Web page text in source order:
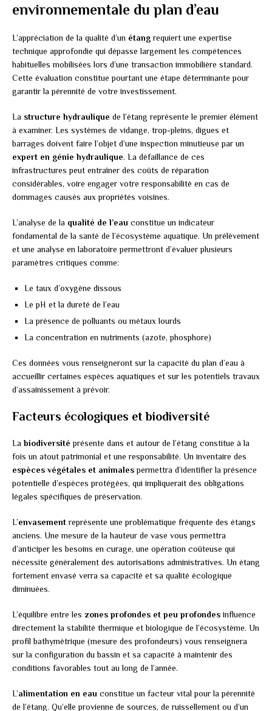
environnementale du plan d’eau
L’appréciation de la qualité d’un étangrequiert une expertise
technique approfondie qui dépasse largement les compétences
habituelles mobilisées lors d’une transaction immobilière standard.
Cette évaluation constitue pourtant une étape déterminante pour
garantir la pérennité de votre investissement.
La structure hydraulique de l’étang représente le premier élément
à examiner. Les systèmes de vidange, trop-pleins, digues et
barrages doivent faire l’objet d’une inspection minutieuse par un
expert en génie hydraulique. La défaillance de ces
infrastructures peut entraîner des coûts de réparation
considérables, voire engager votre responsabilité en cas de
dommages causés aux propriétés voisines.
L’analyse de la qualité de l’eau constitue un indicateur
fondamental de la santé de l’écosystème aquatique. Un prélèvement
et une analyse en laboratoire permettront d’évaluer plusieurs
paramètres critiques comme:
Le taux d’oxygène dissous
Le pH et la dureté de l’eau
La présence de polluants ou métaux lourds
La concentration en nutriments (azote, phosphore)
Ces données vous renseigneront sur la capacité du plan d’eau à
accueillir certaines espèces aquatiques et sur les potentiels travaux
d’assainissement à prévoir.
Facteurs écologiques et biodiversité
Labiodiversité présente dans et autour de l’étang constitue à la
fois un atout patrimonial et une responsabilité. Un inventaire des
espèces végétales et animalespermettra d’identifier la présence
potentielle d’espèces protégées, qui impliquerait des obligations
légales spécifiques de préservation.
L’envasementreprésente une problématique fréquente des étangs
anciens. Une mesure de la hauteur de vase vous permettra
d’anticiper les besoins en curage, une opération coûteuse qui
nécessite généralement des autorisations administratives. Un étang
fortement envasé verra sa capacité et sa qualité écologique
diminuées.
L’équilibre entre les zones profondes et peu profondes influence
directement la stabilité thermique et biologique de l’écosystème. Un
profil bathymétrique (mesure des profondeurs) vous renseignera
sur la configuration du bassin et sa capacité à maintenir des
conditions favorables tout au long de l’année.
L’alimentation en eau constitue un facteur vital pour la pérennité
de l’étang. Qu’elle provienne de sources, de ruissellement ou d’un